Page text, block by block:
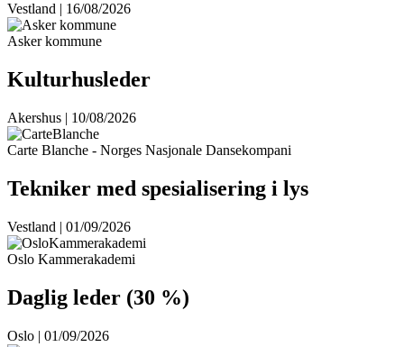
Vestland | 16/08/2026
Asker kommune
Kulturhusleder
Akershus | 10/08/2026
Carte Blanche - Norges Nasjonale Dansekompani
Tekniker med spesialisering i lys
Vestland | 01/09/2026
Oslo Kammerakademi
Daglig leder (30 %)
Oslo | 01/09/2026